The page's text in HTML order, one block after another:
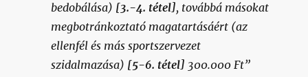
bedobálása) [3.-4. tétel], továbbá másokat
megbotránkoztató magatartásáért (az
ellenfél és más sportszervezet
szidalmazása) [5-6. tétel] 300.000 Ft”